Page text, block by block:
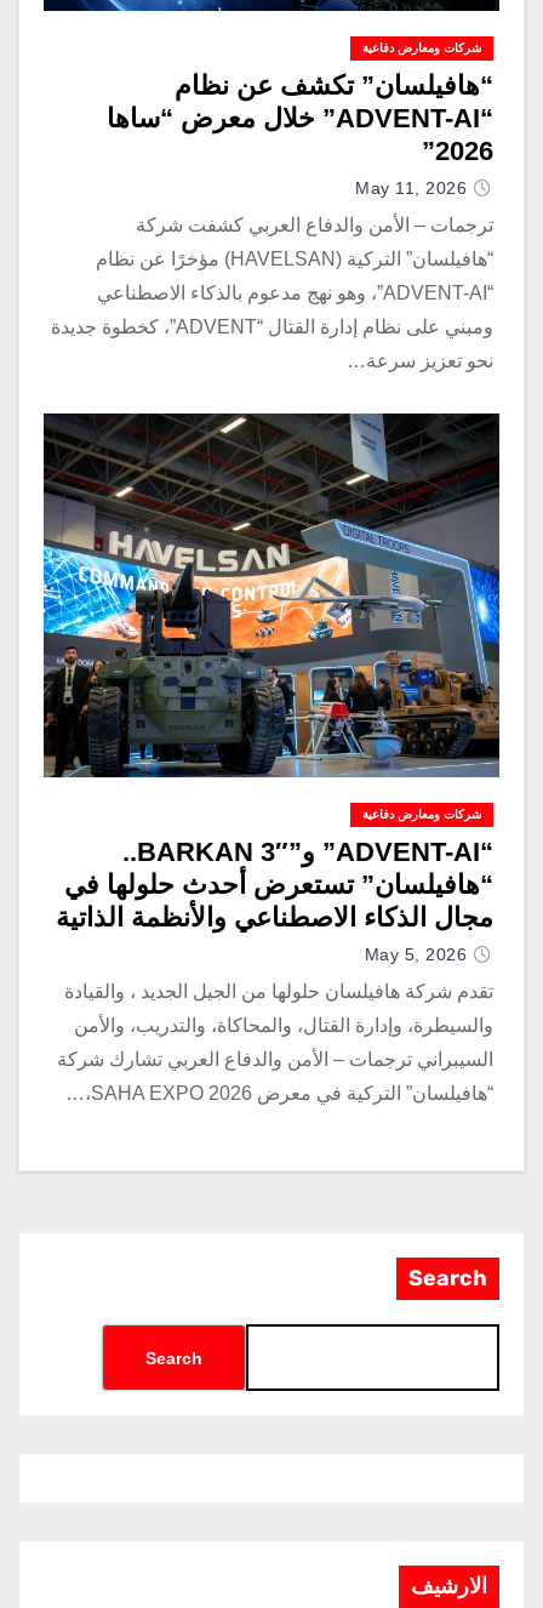
شركات ومعارض دفاعية
“هافيلسان” تكشف عن نظام
“ADVENT-AI” خلال معرض “ساها
2026”
May 11, 2026
ترجمات – الأمن والدفاع العربي كشفت شركة
“هافيلسان” التركية (HAVELSAN) مؤخرًا عن نظام
“ADVENT-AI”، وهو نهج مدعوم بالذكاء الاصطناعي
ومبني على نظام إدارة القتال “ADVENT”، كخطوة جديدة
نحو تعزيز سرعة…
شركات ومعارض دفاعية
“ADVENT-AI” و”BARKAN 3″..
“هافيلسان” تستعرض أحدث حلولها في
مجال الذكاء الاصطناعي والأنظمة الذاتية
خلال معرض “ساها 2026”
May 5, 2026
تقدم شركة هافيلسان حلولها من الجيل الجديد ، والقيادة
والسيطرة، وإدارة القتال، والمحاكاة، والتدريب، والأمن
السيبراني ترجمات – الأمن والدفاع العربي تشارك شركة
“هافيلسان” التركية في معرض SAHA EXPO 2026،…
Search
Search
الارشيف